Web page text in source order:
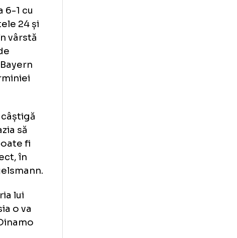
la 6-1 cu
minutele 24 și
în vârstă
loc de
Bayern
lui Arminiei
au ocazia să
poate fi
direct, în